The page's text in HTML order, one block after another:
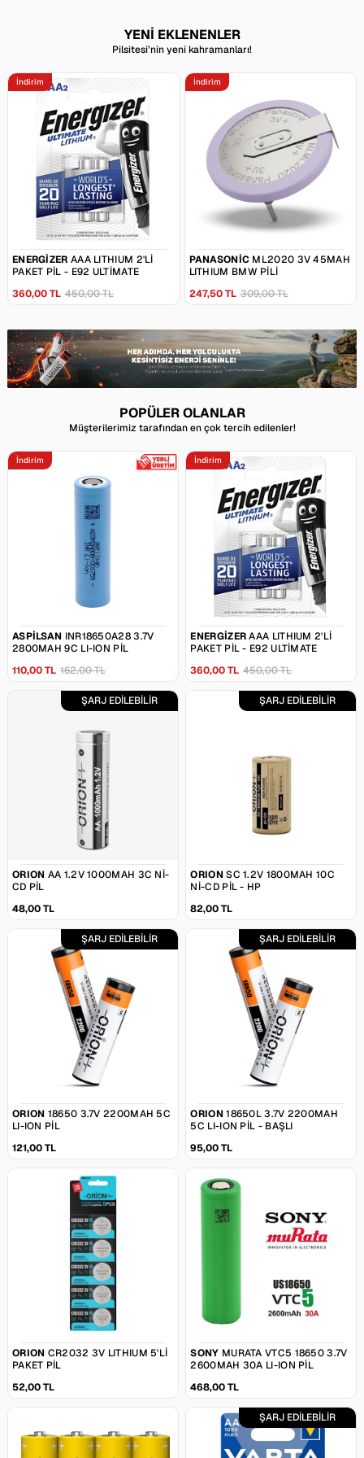
YENİ EKLENENLER
Pilsitesi’nin yeni kahramanları!
ENERGIZER AAA LITHIUM 2'LI
PAKET PIL - E92 ULTIMATE
360,00 TL 450,00 TL
İndirim
PANASONIC ML2020 3V 45MAH
LITHIUM BMW PILI
247,50 TL 309,00 TL
İndirim
POPÜLER OLANLAR
Müşterilerimiz tarafından en çok tercih edilenler!
ASPILSAN INR18650A28 3.7V
2800MAH 9C LI-ION PIL
110,00 TL 162,00 TL
İndirim
ENERGIZERAAA LITHIUM 2'LI
PAKET PIL - E92 ULTIMATE
360,00 TL 450,00 TL
İndirim
ORION AA 1.2V 1000MAH 3C NI-
CD PIL
48,00 TL
ŞARJ EDİLEBİLİR
ORIONSC 1.2V 1800MAH 10C
NI-CD PIL - HP
82,00 TL
ŞARJ EDİLEBİLİR
ORION 18650 3.7V 2200MAH 5C
LI-ION PIL
121,00 TL
ŞARJ EDİLEBİLİR
ORION18650L 3.7V 2200MAH
5C LI-ION PIL - BAŞLI
95,00 TL
ŞARJ EDİLEBİLİR
ORION CR2032 3V LITHIUM 5'LI
PAKET PIL
52,00 TL
SONY MURATA VTC5 18650 3.7V
2600MAH 30A LI-ION PIL
468,00 TL
ŞARJ EDİLEBİLİR